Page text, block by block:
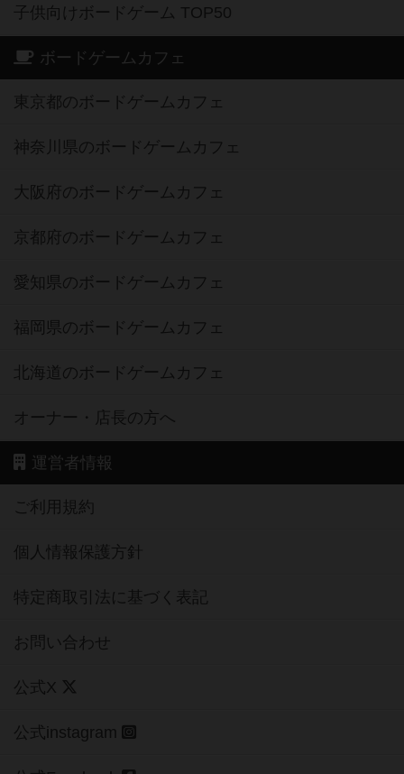
子供向けボードゲーム TOP50
ボードゲームカフェ
東京都のボードゲームカフェ
神奈川県のボードゲームカフェ
大阪府のボードゲームカフェ
京都府のボードゲームカフェ
愛知県のボードゲームカフェ
福岡県のボードゲームカフェ
北海道のボードゲームカフェ
オーナー・店長の方へ
運営者情報
ご利用規約
個人情報保護方針
特定商取引法に基づく表記
お問い合わせ
公式X
公式instagram